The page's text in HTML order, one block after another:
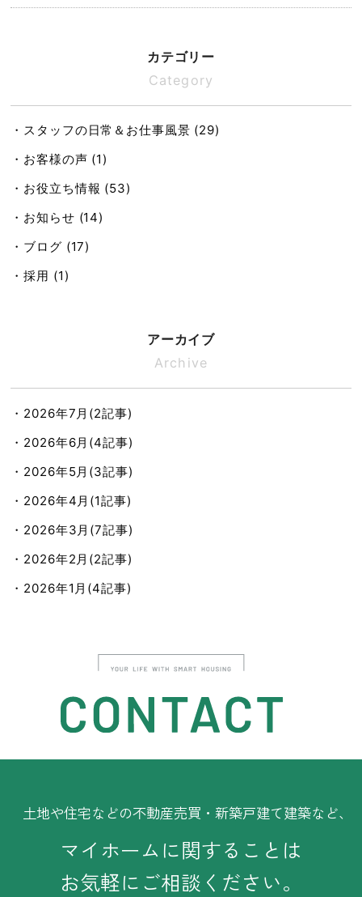
カテゴリー
Category
・スタッフの日常＆お仕事風景 (29)
・お客様の声 (1)
・お役立ち情報 (53)
・お知らせ (14)
・ブログ (17)
・採用 (1)
アーカイブ
Archive
・2026年7月(2記事)
・2026年6月(4記事)
・2026年5月(3記事)
・2026年4月(1記事)
・2026年3月(7記事)
・2026年2月(2記事)
・2026年1月(4記事)
・2025年10月(9記事)
・2025年9月(9記事)
・2025年8月(8記事)
・2025年7月(8記事)
・2025年5月(12記事)
・2025年4月(11記事)
・2025年3月(11記事)
土地や住宅などの不動産売買・新築戸建て建築など、
マイホームに関することは
お気軽にご相談ください。